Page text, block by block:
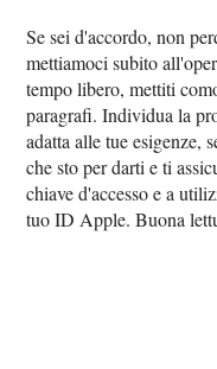
Se sei d'accordo, non
mettiamoci subito
tempo libero, mettiti
paragrafi. Individua la
adatta alle tue esigenze,
che sto per darti e ti
chiave d'accesso e a
tuo ID Apple. Buona